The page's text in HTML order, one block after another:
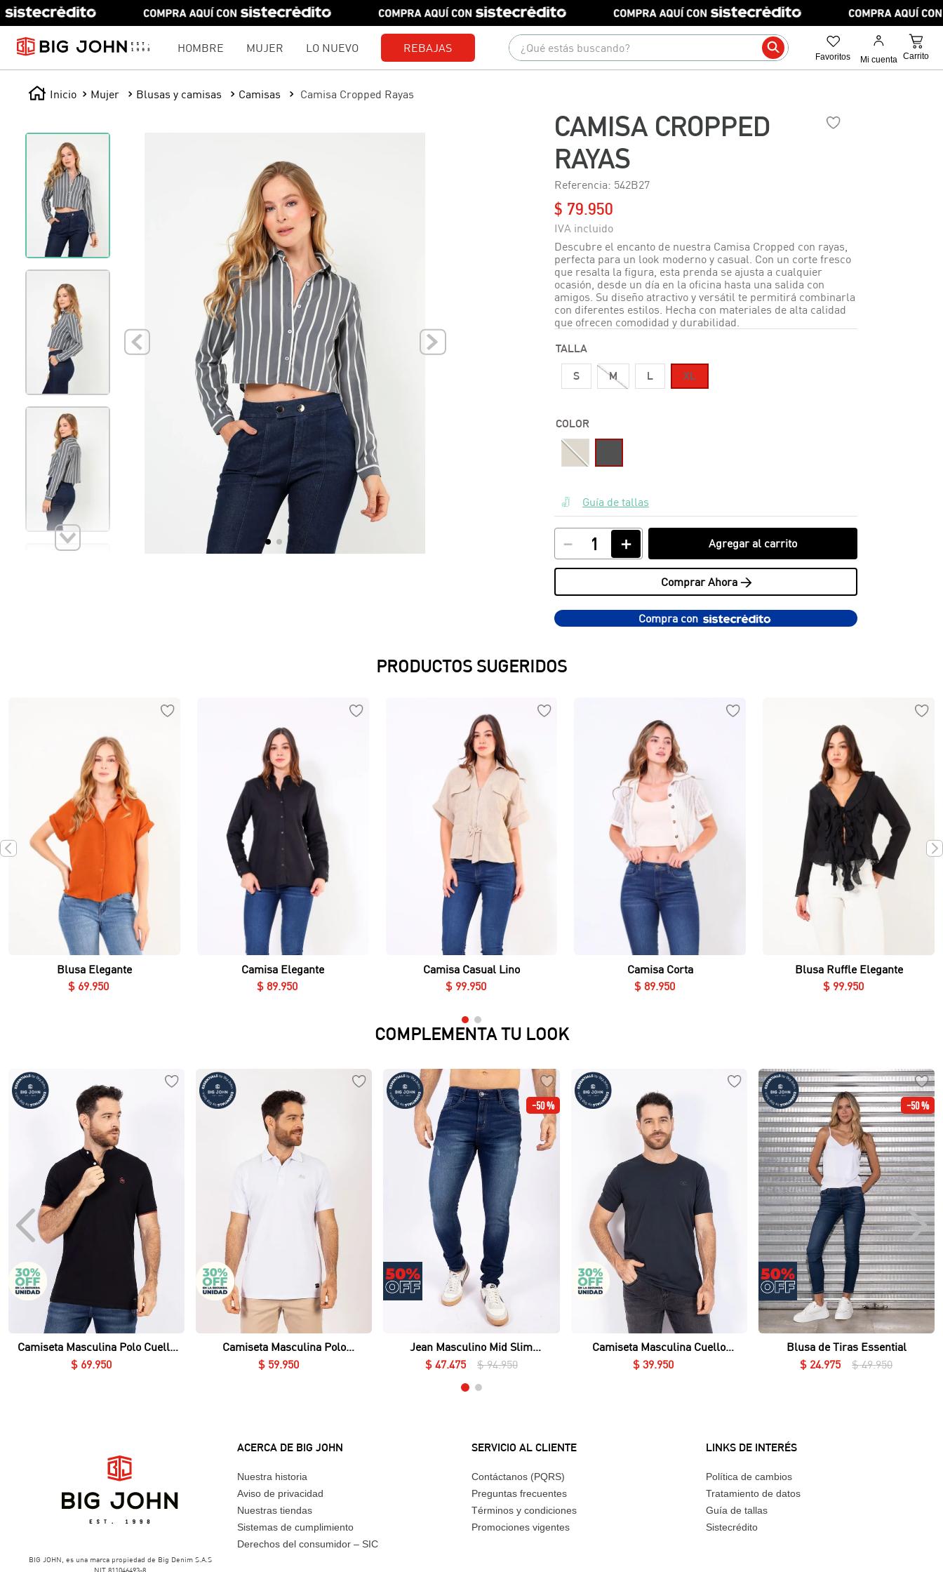
HOMBRE MUJER LO NUEVO REBAJAS
¿Qué estás buscando?
Mujer Blusas y camisas Camisas Camisa Cropped Rayas
CAMISA CROPPED
RAYAS
Referencia: 542B27
$ 79.950
Descubre el encanto de nuestra Camisa Cropped con rayas,
perfecta para un look moderno y casual. Con un corte fresco
que resalta la figura, esta prenda se ajusta a cualquier
ocasión, desde un día en la oficina hasta una salida con
amigos. Su diseño atractivo y versátil te permitirá combinarla
con diferentes estilos. Hecha con materiales de alta calidad
que ofrecen comodidad y durabilidad.
TALLA
S M L XL
COLOR
Guía de tallas
＋
－ Agregar al carrito
Comprar Ahora >
Compra con
PRODUCTOS SUGERIDOS
Vista rápida
Blusa Elegante
$ 69.950
Vista rápida
Camisa Elegante
$ 89.950
Vista rápida
Camisa Casual Lino
$ 99.950
Vista rápida
Camisa Corta
$ 89.950
Blusa Ruffle Elegante
$ 99.950
COMPLEMENTA TU LOOK
Vista rápida
Camiseta Masculina Polo Cuello
Nerú Essential en Piqué Lycrado
$ 69. 950
Vista rápida
Camiseta Masculina Polo
Essential en Piqué Lycrado
$ 59. 950
-50 %
Vista rápida
Jean Masculino Mid Slim
Essential
$ 47.475 $ 94.950
Vista rápida
Camiseta Masculina Cuello
$ 39 950
-50 %
Vista rápida
Blusa de Tiras Essential
$ 24. 975 $ 49.950
BIG JOHN, es una marca propiedad de Big Denim S.A.S
NIT 811046493-8
ACERCA DE BIG JOHN
Nuestra historia
Aviso de privacidad
Nuestras tiendas
Sistemas de cumplimiento
Derechos del consumidor – SIC
SERVICIO AL CLIENTE
Contáctanos (PQRS)
Preguntas frecuentes
Términos y condiciones
Promociones vigentes
LINKS DE INTERÉS
Política de cambios
Tratamiento de datos
Guía de tallas
Sistecrédito